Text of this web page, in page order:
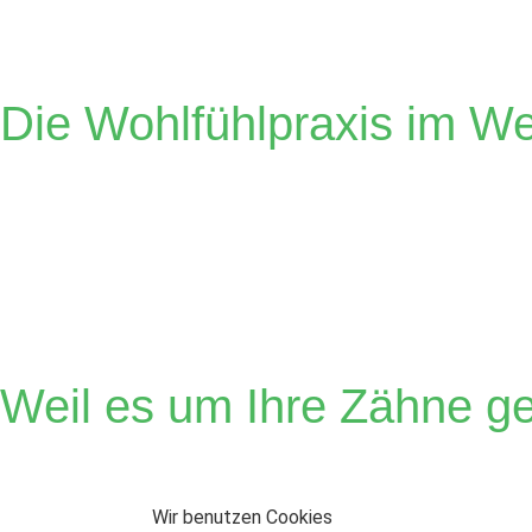
Die Wohlfühlpraxis im
Weil es um Ihre Zähne
Wir benutzen Cookies